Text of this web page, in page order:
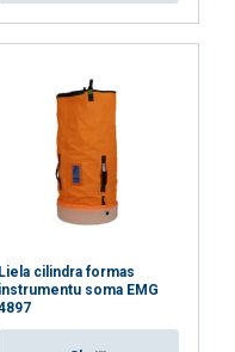
Liela cilindra formas
instrumentu soma EMG
LATVIAN
tiek